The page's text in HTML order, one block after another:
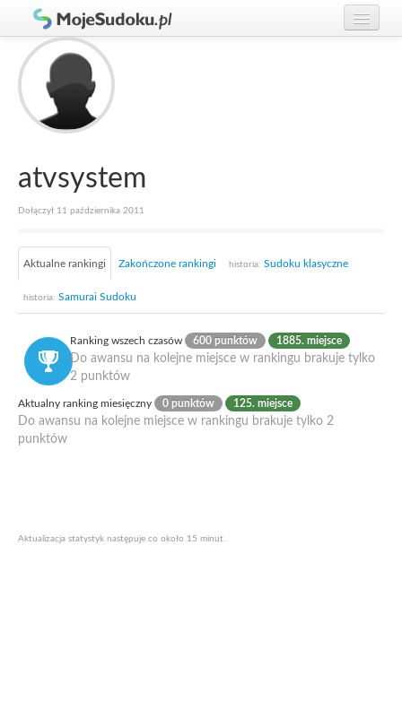
Graj w Sudoku!
Zasady Sudoku
Rankingi
Gracze
atvsystem
Dołączył 11 października 2011
Aktualne rankingi Zakończone rankingi historia: Sudoku klasyczne
historia: Samurai Sudoku
Ranking wszech czasów 600 punktów 1885. miejsce
Do awansu na kolejne miejsce w rankingu brakuje tylko
2 punktów
Aktualny ranking miesięczny 0 punktów 125. miejsce
Do awansu na kolejne miejsce w rankingu brakuje tylko 2
punktów
Aktualizacja statystyk następuje co około 15 minut.